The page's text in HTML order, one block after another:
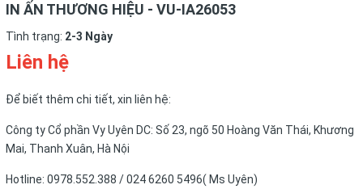
IN ẤN THƯƠNG HIỆU - VU-IA26053
Tình trạng: 2-3 Ngày
Liên hệ
Để biết thêm chi tiết, xin liên hệ:
Công ty Cổ phần Vy Uyên DC: Số 23, ngõ 50 Hoàng Văn Thái, Khương
Mai, Thanh Xuân, Hà Nội
Hotline: 0978.552.388 / 024 6260 5496( Ms Uyên)